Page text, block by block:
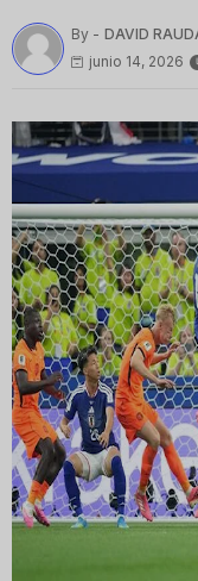
By - DAVID
junio 14, 2026